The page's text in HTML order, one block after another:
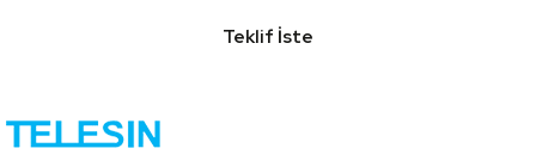
Teklif İste